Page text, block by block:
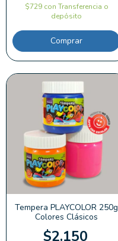
$729 con Transferencia o
depósito
Comprar
Tempera PLAYCOLOR 250g
Colores Clásicos
$2.150